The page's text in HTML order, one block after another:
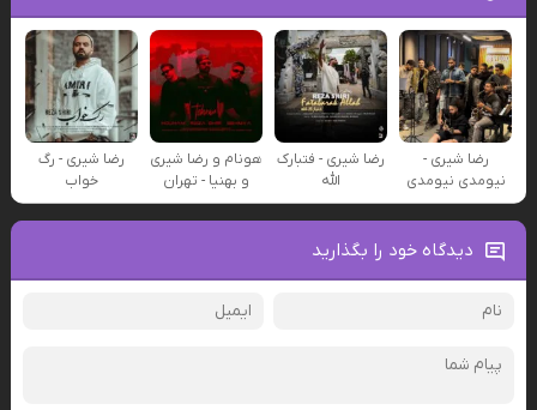
رضا شیری -
نیومدی نیومدی
رضا شیری - فتبارک
الله
هونام و رضا شیری
و بهنیا - تهران
رضا شیری - رگ
خواب
دیدگاه خود را بگذارید